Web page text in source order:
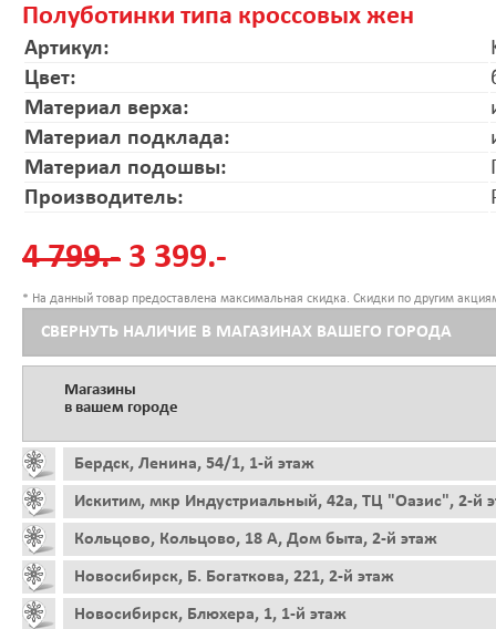
Полуботинки типа кроссовых жен
Артикул:
Цвет:
Материал верха:
Материал подклада:
Материал подошвы:
Производитель:
4 799.- 3 399.-
* На данный товар предоставлена максимальная скидка. Скидки по другим
СВЕРНУТЬ НАЛИЧИЕ В МАГАЗИНАХ ВАШЕГО ГОРОДА
Магазины
в вашем городе
Бердск, Ленина, 54/1, 1-й этаж
Искитим, мкр Индустриальный, 42а, ТЦ "Оазис", 2-й
Кольцово, Кольцово, 18 А, Дом быта, 2-й этаж
Новосибирск, Б. Богаткова, 221, 2-й этаж
Новосибирск, Блюхера, 1, 1-й этаж